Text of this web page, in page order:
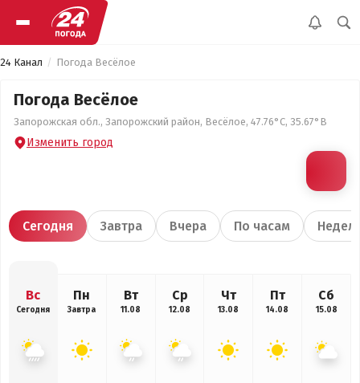
24 Канал Погода Весёлое
Погода Весёлое
Запорожская обл., Запорожский район, Весёлое, 47.76°С, 35.67°В
Изменить город
Сегодня Завтра Вчера По часам
Вс
Сегодня
Пн
Завтра
Вт
11.08
Ср
12.08
Чт
13.08
Пт
14.08
Сб
15.08